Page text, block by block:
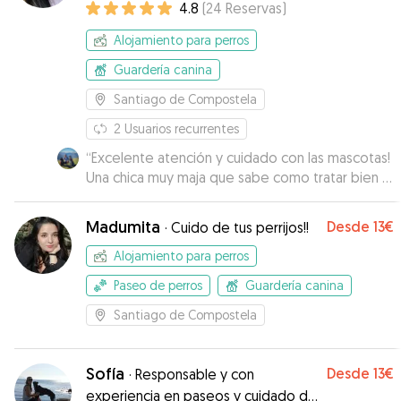
4.8 (24 Reservas)
Alojamiento para perros
Guardería canina
Santiago de Compostela
2 Usuarios recurrentes
“Excelente atención y cuidado con las mascotas!
Una chica muy maja que sabe como tratar bien a
los animales! No podemos estar más contentos,
Los recomendamos al 100%. Repetiremos!
Madumita · Cuido de tus perrijos!! Desde 13€
Alojamiento para perros
Paseo de perros
Guardería canina
Santiago de Compostela
Sofía · Responsable y con
experiencia en paseos y cuidado de
Desde 13€